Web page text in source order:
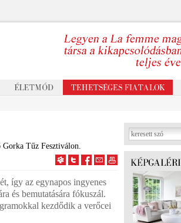
Gorka Tűz Fesztiválon.
így az egynapos ingyenes
és bemutatására fókuszál.
kezdődik a verőcei